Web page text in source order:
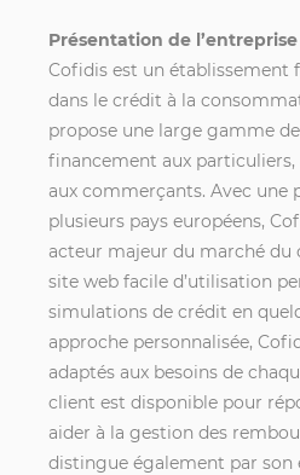
Présentation de l’entreprise
Cofidis est un établissement
dans le crédit à la
propose une large gamme
financement aux particuliers,
aux commerçants. Avec une
plusieurs pays européens,
acteur majeur du marché du
site web facile d’utilisation
simulations de crédit en
approche personnalisée,
adaptés aux besoins de
client est disponible pour
aider à la gestion des
distingue également par son